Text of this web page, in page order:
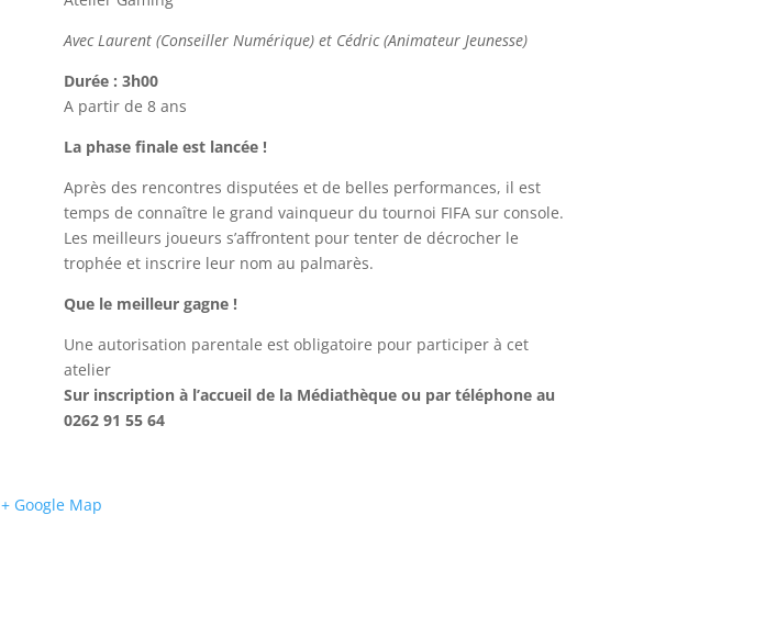
Avec Laurent (Conseiller Numérique) et Cédric (Animateur Jeunesse)
Durée : 3h00
A partir de 8 ans
La phase finale est lancée !
Après des rencontres disputées et de belles performances, il est
temps de connaître le grand vainqueur du tournoi FIFA sur console.
Les meilleurs joueurs s’affrontent pour tenter de décrocher le
trophée et inscrire leur nom au palmarès.
Que le meilleur gagne !
Une autorisation parentale est obligatoire pour participer à cet
atelier
Sur inscription à l’accueil de la Médiathèqueou par téléphone au
0262 91 55 64
+ Google Map